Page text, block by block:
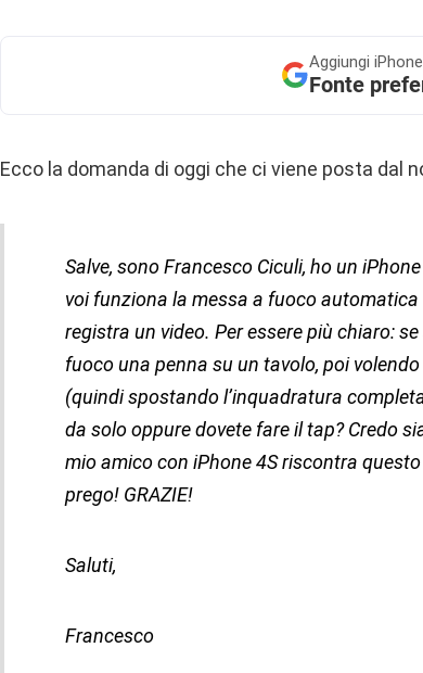
Aggiungi
Fonte
Ecco la domanda di oggi che ci viene posta dal
Salve, sono Francesco Ciculi, ho un
voi funziona la messa a fuoco
registra un video. Per essere più chiaro:
fuoco una penna su un tavolo, poi
(quindi spostando l’inquadratura
da solo oppure dovete fare il tap? Credo
mio amico con iPhone 4S riscontra
prego! GRAZIE!
Saluti,
Francesco